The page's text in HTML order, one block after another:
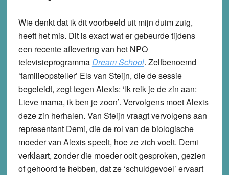
Wie denkt dat ik dit voorbeeld uit mijn duim zuig,
heeft het mis. Dit is exact wat er gebeurde tijdens
een recente aflevering van het NPO
televisieprogrammaDream School. Zelfbenoemd
‘familieopsteller’ Els van Steijn, die de sessie
begeleidt, zegt tegen Alexis: ‘Ik reik je de zin aan:
Lieve mama, ik ben je zoon’. Vervolgens moet Alexis
deze zin herhalen. Van Steijn vraagt vervolgens aan
representant Demi, die de rol van de biologische
moeder van Alexis speelt, hoe ze zich voelt. Demi
verklaart, zonder die moeder ooit gesproken, gezien
of gehoord te hebben, dat ze ‘schuldgevoel’ ervaart